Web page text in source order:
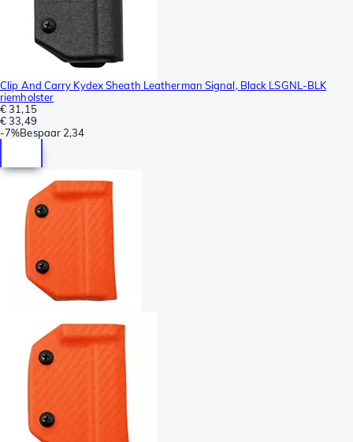
Clip And Carry Kydex Sheath Leatherman Signal, Black LSGNL-BLK
riemholster
€ 31,15
€ 33,49
-7%Bespaar 2,34